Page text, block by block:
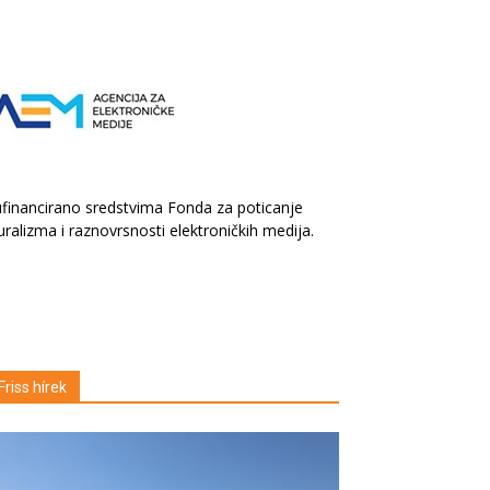
sredstvima Fonda za poticanje
i raznovrsnosti elektroničkih medija.
Friss hírek